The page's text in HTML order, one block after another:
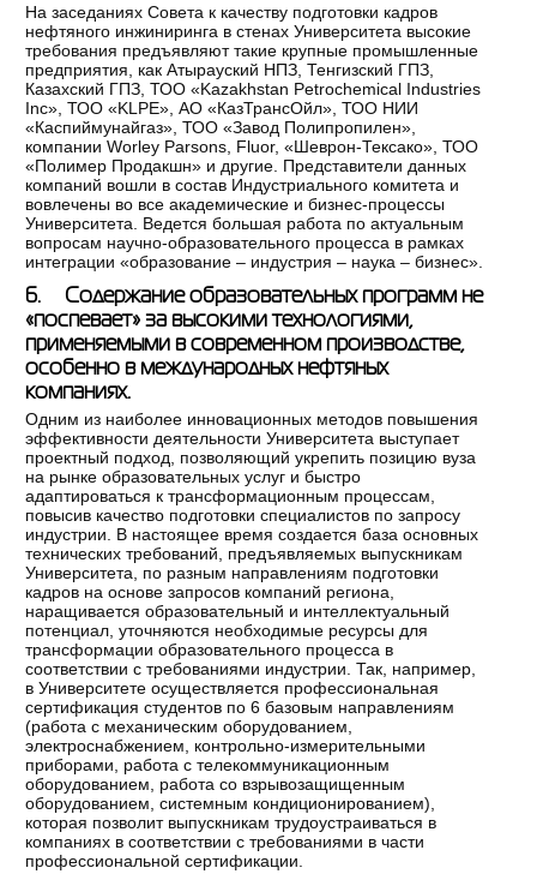
На заседаниях Совета к качеству подготовки кадров
нефтяного инжиниринга в стенах Университета высокие
требования предъявляют такие крупные промышленные
предприятия, как Атырауский НПЗ, Тенгизский ГПЗ,
Казахский ГПЗ, ТОО «Kazakhstan Petrochemical Industries
Inc», ТОО «KLPE», АО «КазТрансОйл», ТОО НИИ
«Каспиймунайгаз», ТОО «Завод Полипропилен»,
компании Worley Parsons, Fluor, «Шеврон-Тексако», ТОО
«Полимер Продакшн» и другие. Представители данных
компаний вошли в состав Индустриального комитета и
вовлечены во все академические и бизнес-процессы
Университета. Ведется большая работа по актуальным
вопросам научно-образовательного процесса в рамках
интеграции «образование – индустрия – наука – бизнес».
6. Содержание образовательных программ не
«поспевает» за высокими технологиями,
применяемыми в современном производстве,
особенно в международных нефтяных
компаниях.
Одним из наиболее инновационных методов повышения
эффективности деятельности Университета выступает
проектный подход, позволяющий укрепить позицию вуза
на рынке образовательных услуг и быстро
адаптироваться к трансформационным процессам,
повысив качество подготовки специалистов по запросу
индустрии. В настоящее время создается база основных
технических требований, предъявляемых выпускникам
Университета, по разным направлениям подготовки
кадров на основе запросов компаний региона,
наращивается образовательный и интеллектуальный
потенциал, уточняются необходимые ресурсы для
трансформации образовательного процесса в
соответствии с требованиями индустрии. Так, например,
в Университете осуществляется профессиональная
сертификация студентов по 6 базовым направлениям
(работа с механическим оборудованием,
электроснабжением, контрольно-измерительными
приборами, работа с телекоммуникационным
оборудованием, работа со взрывозащищенным
оборудованием, системным кондиционированием),
которая позволит выпускникам трудоустраиваться в
компаниях в соответствии с требованиями в части
профессиональной сертификации.